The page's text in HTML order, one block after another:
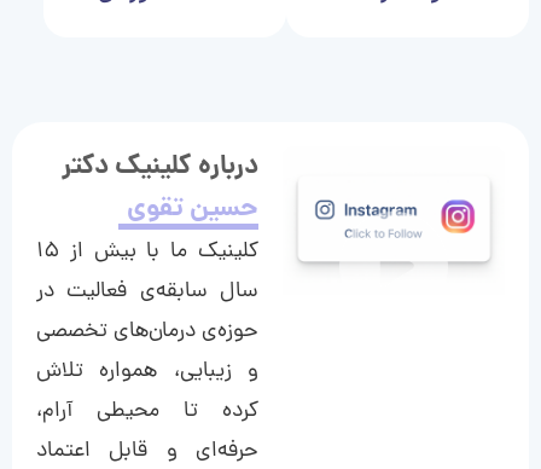
درباره کلینیک دکتر
حسین تقوی
کلینیک ما با بیش از ۱۵
سال سابقه‌ی فعالیت در
حوزه‌ی درمان‌های تخصصی
و زیبایی، همواره تلاش
کرده تا محیطی آرام،
حرفه‌ای و قابل اعتماد